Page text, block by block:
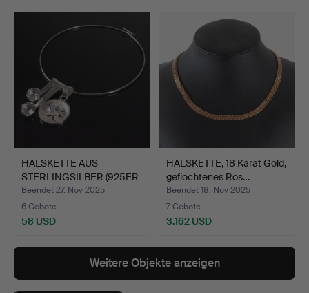
HALSKETTE AUS
STERLINGSILBER (925ER-
PRÄGUN…
Beendet 27. Nov 2025
6 Gebote
58 USD
HALSKETTE, 18 Karat Gold,
geflochtenes Ros…
Beendet 18. Nov 2025
7 Gebote
3.162 USD
Weitere Objekte anzeigen